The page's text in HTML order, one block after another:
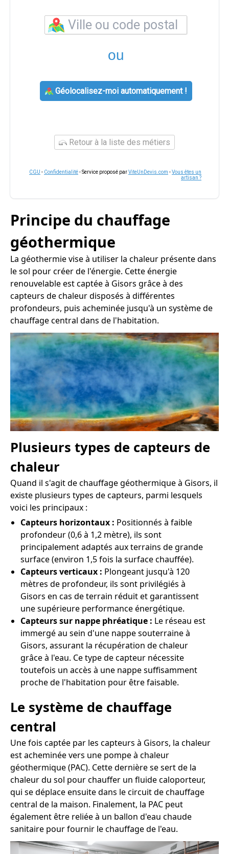
ou
Géolocalisez-moi automatiquement !
Retour à la liste des métiers
CGU - Confidentialité- Service proposé parViteUnDevis.com -Vous êtes un
artisan ?
Principe du chauffage
géothermique
La géothermie vise à utiliser la chaleur présente dans
le sol pour créer de l'énergie. Cette énergie
renouvelable est captée à Gisors grâce à des
capteurs de chaleur disposés à différentes
profondeurs, puis acheminée jusqu'à un système de
chauffage central dans de l'habitation.
Plusieurs types de capteurs de
chaleur
Quand il s'agit de chauffage géothermique à Gisors, il
existe plusieurs types de capteurs, parmi lesquels
voici les principaux :
Capteurs horizontaux : Positionnés à faible
profondeur (0,6 à 1,2 mètre), ils sont
principalement adaptés aux terrains de grande
surface (environ 1,5 fois la surface chauffée).
Capteurs verticaux : Plongeant jusqu'à 120
mètres de profondeur, ils sont privilégiés à
Gisors en cas de terrain réduit et garantissent
une supérieure performance énergétique.
Capteurs sur nappe phréatique : Le réseau est
immergé au sein d'une nappe souterraine à
Gisors, assurant la récupération de chaleur
grâce à l'eau. Ce type de capteur nécessite
toutefois un accès à une nappe suffisamment
proche de l'habitation pour être faisable.
Le système de chauffage
central
Une fois captée par les capteurs à Gisors, la chaleur
est acheminée vers une pompe à chaleur
géothermique (PAC). Cette dernière se sert de la
chaleur du sol pour chauffer un fluide caloporteur,
qui se déplace ensuite dans le circuit de chauffage
central de la maison. Finalement, la PAC peut
également être reliée à un ballon d'eau chaude
sanitaire pour fournir le chauffage de l'eau.